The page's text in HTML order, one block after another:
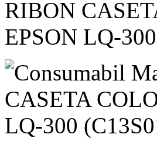
RIBON
EPSON LQ-300